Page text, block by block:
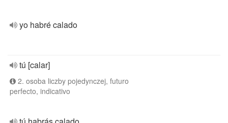
yo habré calado
tú [calar]
2. osoba liczby pojedynczej, futuro
perfecto, indicativo